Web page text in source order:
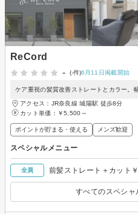
ReCord
-
(-件)6月11日掲載開始
ケア重視の髪質改善ストレートとカラー。
アクセス：JR奈良線 城陽駅 徒歩8分
カット単価： ￥5,500～
ポイントが貯まる・使える メンズ歓迎
スペシャルメニュー
全員 前髪ストレート＋カット
すべてのスペシャ